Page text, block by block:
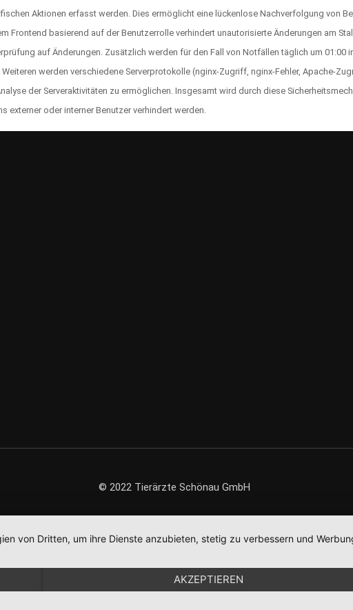
Aktionen erfasst werden. Dies ermöglicht eine lückenlose Nachverfolgung von
Frontend basierend auf der Benutzerrolle verhindert unautorisierte Änderungen am
auf Änderungen. Zusätzlich werden für den Fall von Notfällen täglich um 01:00
werden verschiedene Serverprotokolle (nginx-Zugriff, nginx-Fehler, Apache-
der Serveraktivitäten zu ermöglichen. Insgesamt wird durch diese
externer oder interner Benutzer verhindert werden.
© 2022 Tierärzte Schönau GmbH
von Dritten, um ihre Dienste anzubieten, stetig zu verbessern und
AKZEPTIEREN